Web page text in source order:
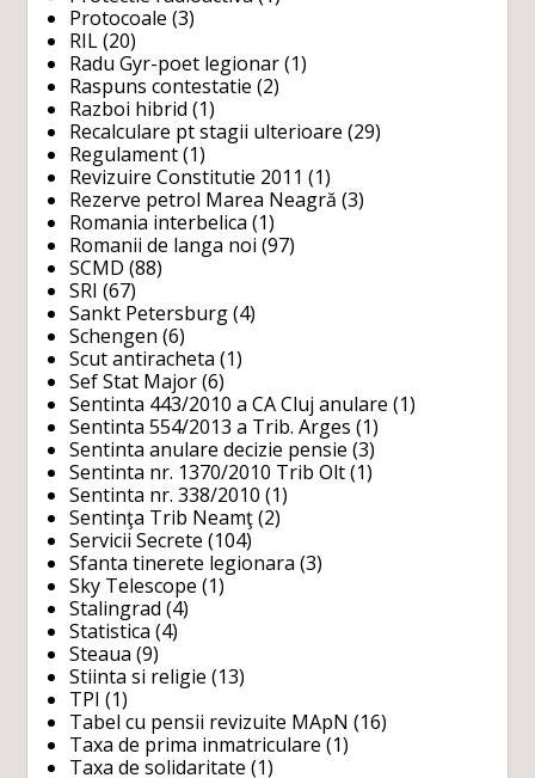
Protocoale (3)
RIL (20)
Radu Gyr-poet legionar (1)
Raspuns contestatie (2)
Razboi hibrid (1)
Recalculare pt stagii ulterioare (29)
Regulament (1)
Revizuire Constitutie 2011 (1)
Rezerve petrol Marea Neagră (3)
Romania interbelica (1)
Romanii de langa noi (97)
SCMD (88)
SRI (67)
Sankt Petersburg (4)
Schengen (6)
Scut antiracheta (1)
Sef Stat Major (6)
Sentinta 443/2010 a CA Cluj anulare (1)
Sentinta 554/2013 a Trib. Arges (1)
Sentinta anulare decizie pensie (3)
Sentinta nr. 1370/2010 Trib Olt (1)
Sentinta nr. 338/2010 (1)
Sentinţa Trib Neamţ (2)
Servicii Secrete (104)
Sfanta tinerete legionara (3)
Sky Telescope (1)
Stalingrad (4)
Statistica (4)
Steaua (9)
Stiinta si religie (13)
TPI (1)
Tabel cu pensii revizuite MApN (16)
Taxa de prima inmatriculare (1)
Taxa de solidaritate (1)